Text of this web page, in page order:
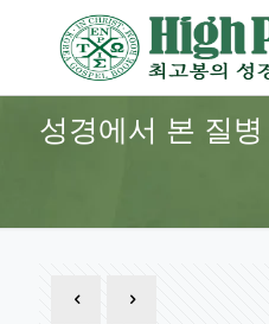
성경에서 본 질